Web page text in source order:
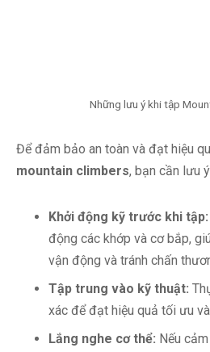
Những lưu ý khi tập
Để đảm bảo an toàn và đạt hiệu
mountain climbers, bạn cần lưu
Khởi động kỹ trước khi tập:
động các khớp và cơ bắp,
vận động và tránh chấn
Tập trung vào kỹ thuật:
xác để đạt hiệu quả tối ưu
Lắng nghe cơ thể: Nếu